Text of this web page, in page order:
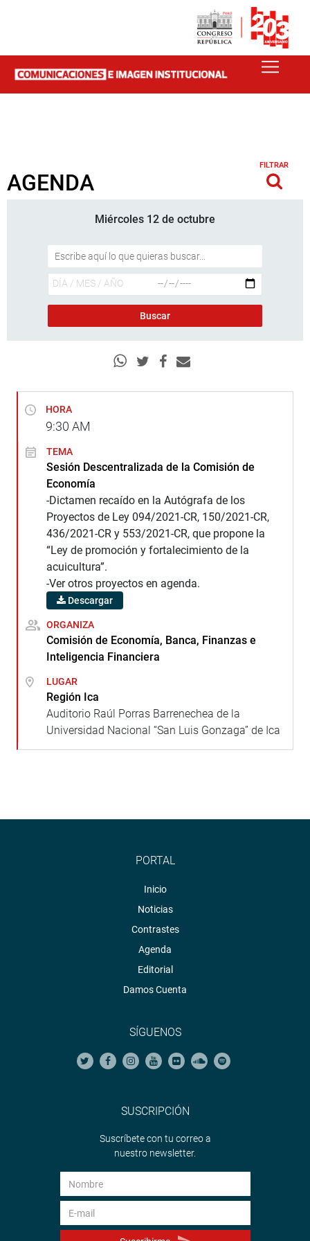
AGENDA
FILTRAR
Miércoles 12 de octubre
HORA
9:30 AM
TEMA
Sesión Descentralizada de la Comisión de
Economía
-Dictamen recaído en la Autógrafa de los
Proyectos de Ley 094/2021-CR, 150/2021-CR,
436/2021-CR y 553/2021-CR, que propone la
“Ley de promoción y fortalecimiento de la
acuicultura”.
-Ver otros proyectos en agenda.
Descargar
ORGANIZA
Comisión de Economía, Banca, Finanzas e
Inteligencia Financiera
LUGAR
Región Ica
Auditorio Raúl Porras Barrenechea de la
Universidad Nacional “San Luis Gonzaga” de Ica
PORTAL
Inicio
Noticias
Contrastes
Agenda
Editorial
Damos Cuenta
SÍGUENOS
SUSCRIPCIÓN
Suscríbete con tu correo a
nuestro newsletter.